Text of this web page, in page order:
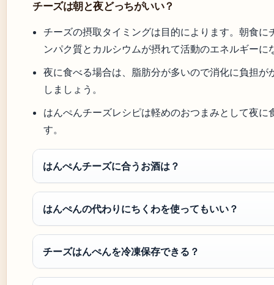
チーズは朝と夜どっちがいい？
チーズの摂取タイミングは目的によります。朝食に
ンパク質とカルシウムが摂れて活動のエネルギーに
夜に食べる場合は、脂肪分が多いので消化に負担が
しましょう。
はんぺんチーズレシピは軽めのおつまみとして夜に
す。
はんぺんチーズに合うお酒は？
はんぺんの代わりにちくわを使ってもいい？
チーズはんぺんを冷凍保存できる？